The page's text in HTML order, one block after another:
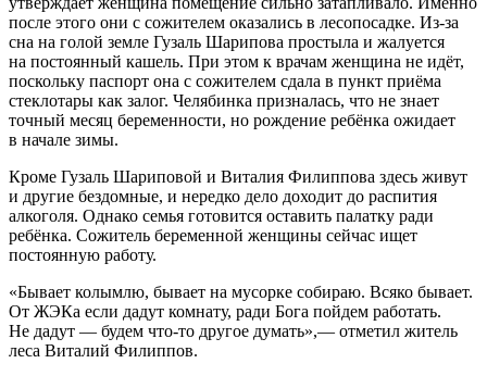
после этого они с сожителем оказались в лесопосадке. Из-за
сна на голой земле Гузаль Шарипова простыла и жалуется
на постоянный кашель. При этом к врачам женщина не идёт,
поскольку паспорт она с сожителем сдала в пункт приёма
стеклотары как залог. Челябинка призналась, что не знает
точный месяц беременности, но рождение ребёнка ожидает
в начале зимы.
Кроме Гузаль Шариповой и Виталия Филиппова здесь живут
и другие бездомные, и нередко дело доходит до распития
алкоголя. Однако семья готовится оставить палатку ради
ребёнка. Сожитель беременной женщины сейчас ищет
постоянную работу.
«Бывает колымлю, бывает на мусорке собираю. Всяко бывает.
От ЖЭКа если дадут комнату, ради Бога пойдем работать.
Не дадут — будем что-то другое думать»,— отметил житель
леса Виталий Филиппов.